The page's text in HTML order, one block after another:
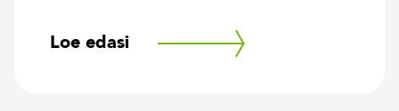
Loe edasi